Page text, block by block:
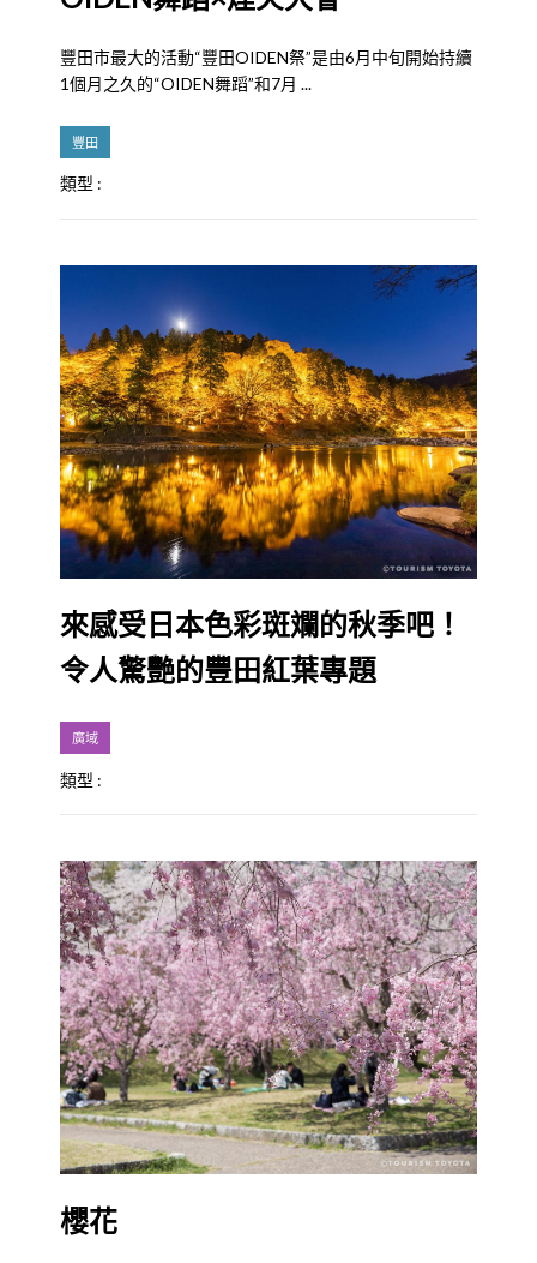
豐田市最大的活動“豐田OIDEN祭”是由6月中旬開始持續
1個月之久的“OIDEN舞蹈”和7月 ...
豐田
類型 :
來感受日本色彩斑斕的秋季吧！
令人驚艷的豐田紅葉專題
廣域
類型 :
櫻花